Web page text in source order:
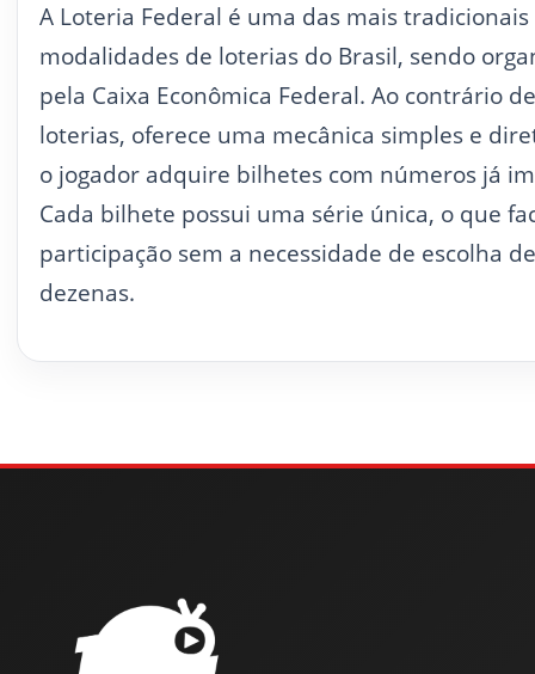
A Loteria Federal é uma das mais tradicionais
modalidades de loterias do Brasil, sendo
pela Caixa Econômica Federal. Ao contrário
loterias, oferece uma mecânica simples e
o jogador adquire bilhetes com números já
Cada bilhete possui uma série única, o que
participação sem a necessidade de escolha de
dezenas.